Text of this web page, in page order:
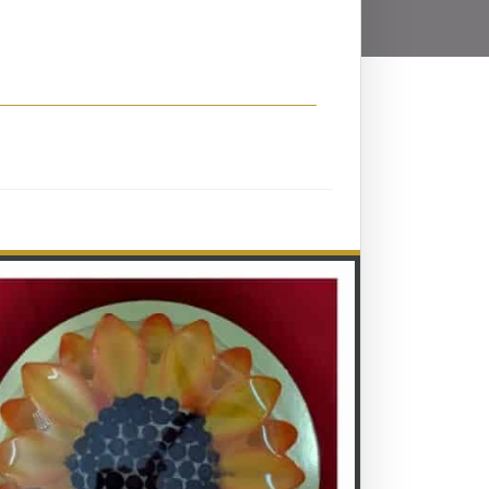
પચ્ચક્ખાઇ
સહસાગારેણં,
વોસિરઈ (વોસિરામિ).
पच्चक्खाइ (पच्चक्खामि);
दिसामोहेणं,